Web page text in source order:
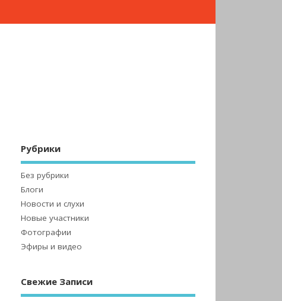
Рубрики
Без рубрики
Блоги
Новости и слухи
Новые участники
Фотографии
Эфиры и видео
Свежие Записи